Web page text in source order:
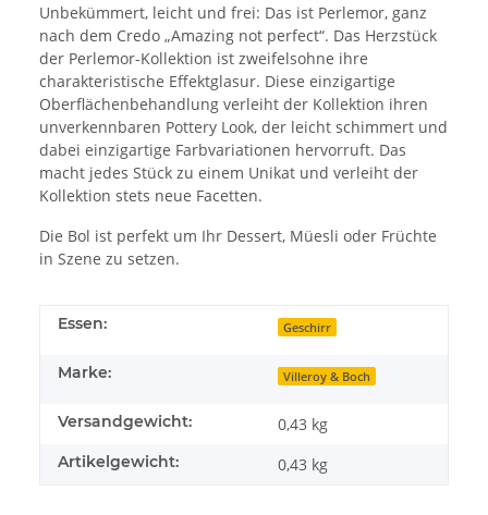
Unbekümmert, leicht und frei: Das ist Perlemor, ganz
nach dem Credo „Amazing not perfect“. Das Herzstück
der Perlemor-Kollektion ist zweifelsohne ihre
charakteristische Effektglasur. Diese einzigartige
Oberflächenbehandlung verleiht der Kollektion ihren
unverkennbaren Pottery Look, der leicht schimmert und
dabei einzigartige Farbvariationen hervorruft. Das
macht jedes Stück zu einem Unikat und verleiht der
Kollektion stets neue Facetten.
Die Bol ist perfekt um Ihr Dessert, Müesli oder Früchte
in Szene zu setzen.
Essen: Geschirr
Marke: Villeroy & Boch
Versandgewicht: 0,43 kg
Artikelgewicht: 0,43 kg